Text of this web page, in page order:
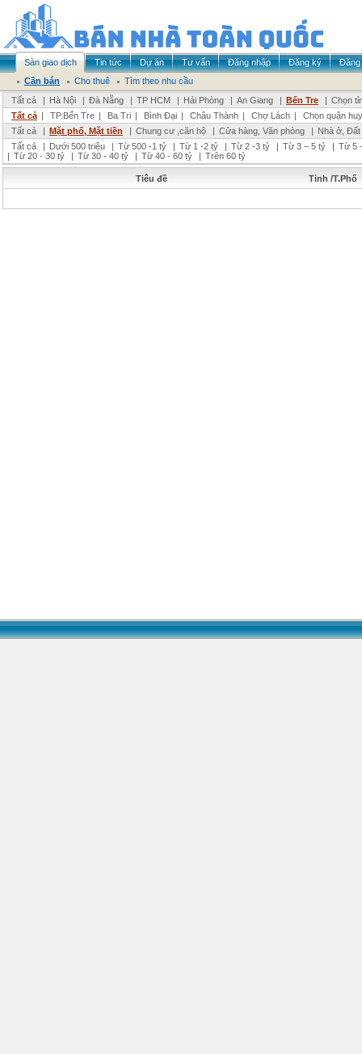
Sàn giao dịch Tin tức Dự án Tư vấn Đăng nhập Đăng ký
Đăng
Cần bán
Cho thuê
Tìm theo nhu cầu
Tất cả
| Hà Nội | Đà Nẵng | TP HCM | Hải Phòng | An Giang | Bến Tre | Chọn
Tất cả | TP.Bến Tre | Ba Tri | Bình Đại | Châu Thành | Chợ Lách |
Chọn quận
Tất cả
| Mặt phố, Mặt tiền | Chung cư ,căn hộ | Cửa hàng, Văn phòng | Nhà ở,
Tất cả
| Dưới 500 triệu | Từ 500 -1 tỷ | Từ 1 -2 tỷ | Từ 2 -3 tỷ | Từ 3 – 5 tỷ | Từ 5
| Từ 20 - 30 tỷ | Từ 30 - 40 tỷ | Từ 40 - 60 tỷ | Trên 60 tỷ
Tiêu đề Tỉnh /T.Phố